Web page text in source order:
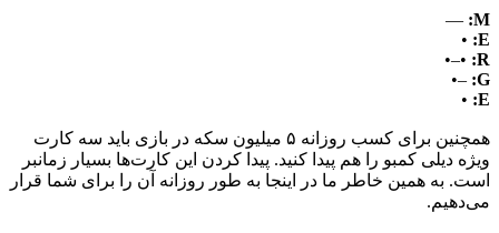
M:
—
E:
•
R:
•–•
G:
–•
E:
•
همچنین برای کسب روزانه ۵ میلیون سکه‌ در بازی باید سه کارت
ویژه دیلی کمبو را هم پیدا کنید. پیدا کردن این کارت‌ها بسیار زمانبر
است. به همین خاطر ما در اینجا به ‌طور روزانه آن را برای شما قرار
می‌دهیم.